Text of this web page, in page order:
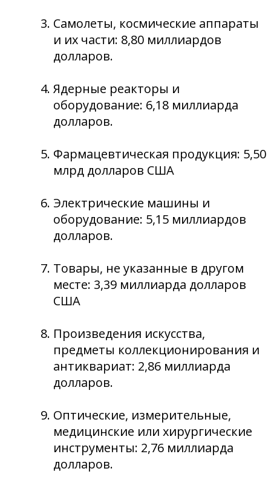
Самолеты, космические аппараты
и их части: 8,80 миллиардов
долларов.
Ядерные реакторы и
оборудование: 6,18 миллиарда
долларов.
Фармацевтическая продукция: 5,50
млрд долларов США
Электрические машины и
оборудование: 5,15 миллиардов
долларов.
Товары, не указанные в другом
месте: 3,39 миллиарда долларов
США
Произведения искусства,
предметы коллекционирования и
антиквариат: 2,86 миллиарда
долларов.
Оптические, измерительные,
медицинские или хирургические
инструменты: 2,76 миллиарда
долларов.